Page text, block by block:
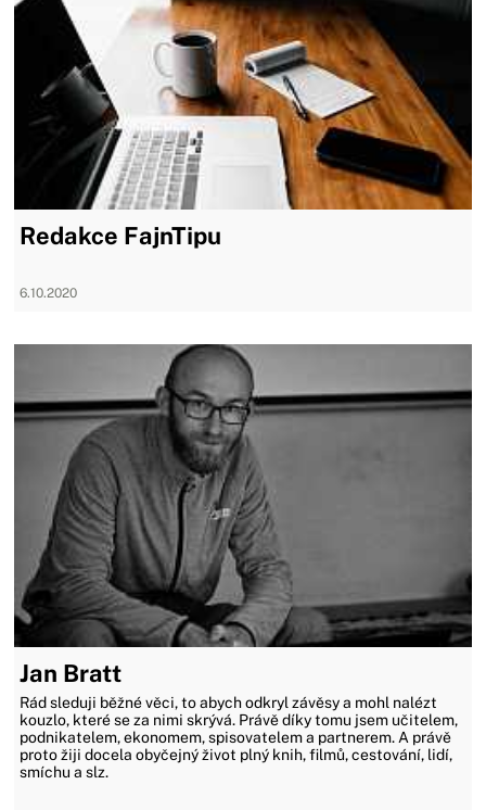
Redakce FajnTipu
6.10.2020
Jan Bratt
Rád sleduji běžné věci, to abych odkryl závěsy a mohl nalézt
kouzlo, které se za nimi skrývá. Právě díky tomu jsem učitelem,
podnikatelem, ekonomem, spisovatelem a partnerem. A právě
proto žiji docela obyčejný život plný knih, filmů, cestování, lidí,
smíchu a slz.